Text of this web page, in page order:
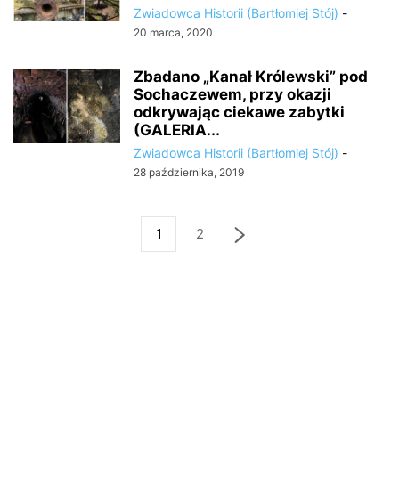
Zwiadowca Historii (Bartłomiej Stój) -
20 marca, 2020
Zbadano „Kanał Królewski” pod
Sochaczewem, przy okazji
odkrywając ciekawe zabytki
(GALERIA...
Zwiadowca Historii (Bartłomiej Stój) -
28 października, 2019
1 2